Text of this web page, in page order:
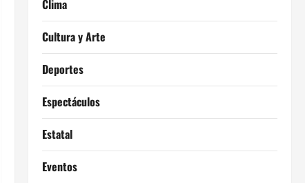
Clima
Cultura y Arte
Deportes
Espectáculos
Estatal
Eventos